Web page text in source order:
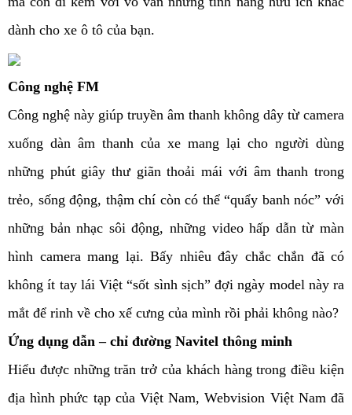
dành cho xe ô tô của bạn.
Công nghệ FM
Công nghệ này giúp truyền âm thanh không dây từ camera
xuống dàn âm thanh của xe mang lại cho người dùng
những phút giây thư giãn thoải mái với âm thanh trong
trẻo, sống động, thậm chí còn có thể “quẩy banh nóc” với
những bản nhạc sôi động, những video hấp dẫn từ màn
hình camera mang lại. Bấy nhiêu đây chắc chắn đã có
không ít tay lái Việt “sốt sình sịch” đợi ngày model này ra
mắt để rinh về cho xế cưng của mình rồi phải không nào?
Ứng dụng dẫn – chỉ đường Navitel thông minh
Hiểu được những trăn trở của khách hàng trong điều kiện
địa hình phức tạp của Việt Nam, Webvision Việt Nam đã